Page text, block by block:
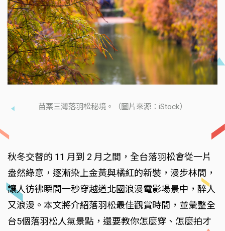
苗栗三灣落羽松秘境。（圖片來源：iStock）
秋冬交替的 11 月到 2 月之間，全台落羽松會從一片
盎然綠意，逐漸染上金黃與橘紅的新裝，漫步林間，
讓人彷彿瞬間一秒穿越道北國浪漫電影場景中，醉人
又浪漫。本文將介紹落羽松最佳觀賞時間，並彙整全
台5個落羽松人氣景點，還要教你怎麼穿、怎麼拍才